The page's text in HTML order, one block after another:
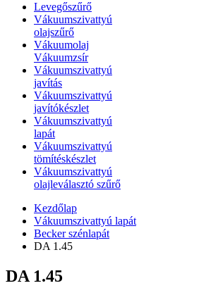
Levegőszűrő
Vákuumszivattyú
olajszűrő
Vákuumolaj
Vákuumzsír
Vákuumszivattyú
javítás
Vákuumszivattyú
javítókészlet
Vákuumszivattyú
lapát
Vákuumszivattyú
tömítéskészlet
Vákuumszivattyú
olajleválasztó szűrő
Kezdőlap
Vákuumszivattyú lapát
Becker szénlapát
DA 1.45
DA 1.45